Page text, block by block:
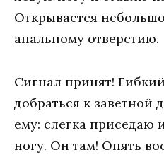
Открывается
анальному отверстию.
Сигнал принят!
добраться к заветной
ему: слегка приседаю
ногу. Он там! Опять